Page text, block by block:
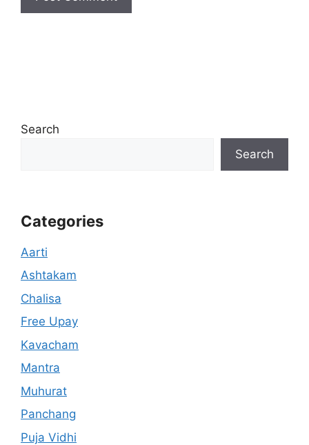
Search
Search
Categories
Aarti
Ashtakam
Chalisa
Free Upay
Kavacham
Mantra
Muhurat
Panchang
Puja Vidhi